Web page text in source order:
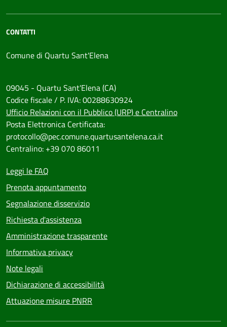
CONTATTI
Comune di Quartu Sant'Elena
09045 - Quartu Sant'Elena (CA)
Codice fiscale / P. IVA: 00288630924
Ufficio Relazioni con il Pubblico (URP) e Centralino
Posta Elettronica Certificata:
protocollo@pec.comune.quartusantelena.ca.it
Centralino: +39 070 86011
Leggi le FAQ
Prenota appuntamento
Segnalazione disservizio
Richiesta d'assistenza
Amministrazione trasparente
Informativa privacy
Note legali
Dichiarazione di accessibilità
Attuazione misure PNRR